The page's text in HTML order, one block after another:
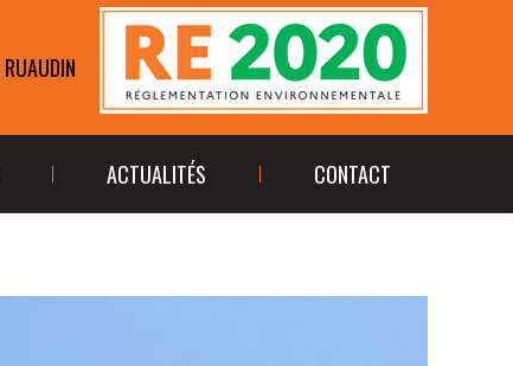
ACTUALITÉS CONTACT
ACTUALITÉS CONTACT